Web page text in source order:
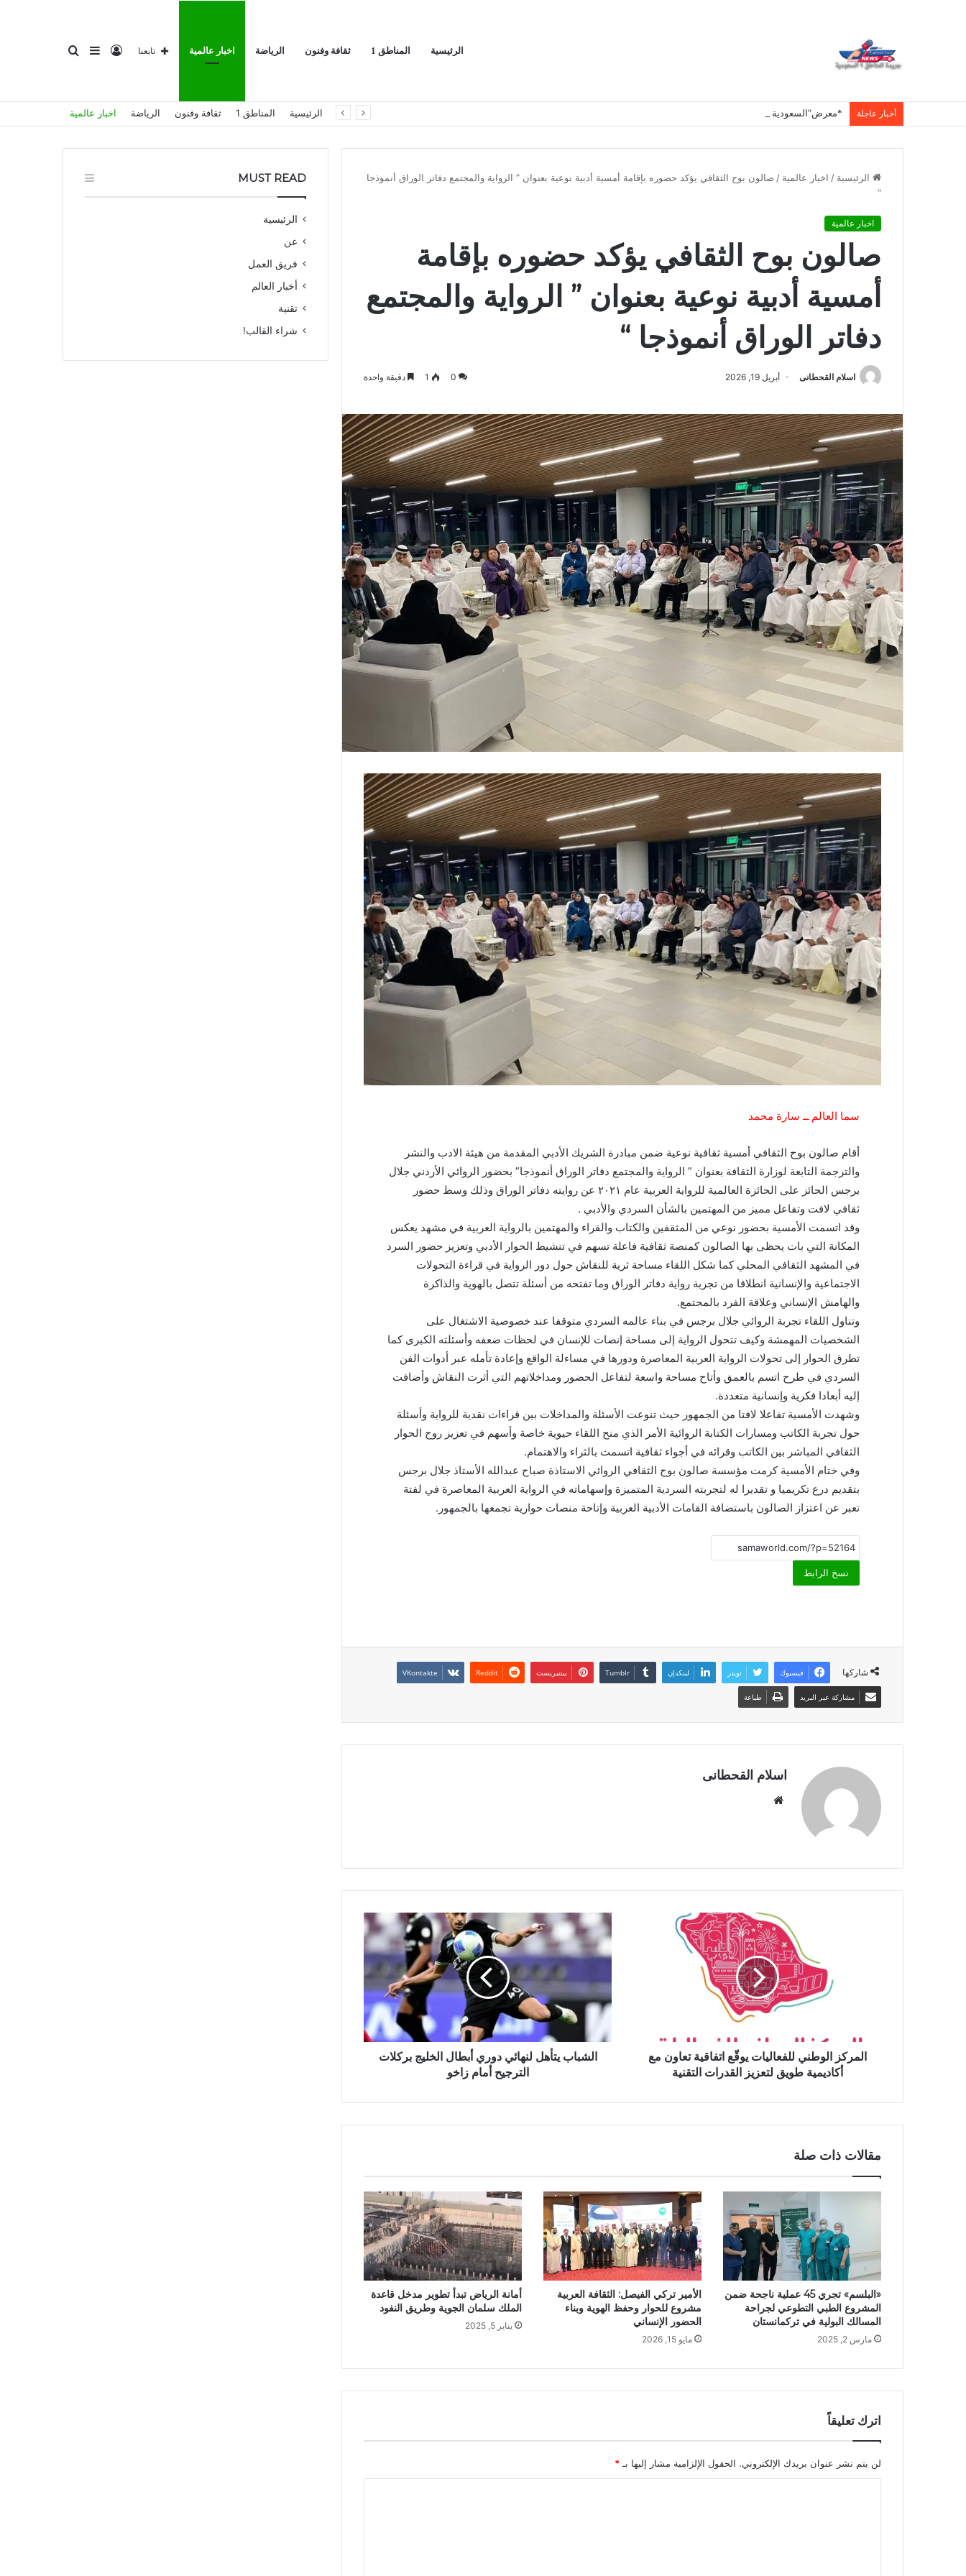
الرئيسية المناطق 1 ثقافة وفنون الرياضة اخبار عالمية
عن
إضافة
عمود
تسجيل
الدخول
تابعنا
أخبار عاجلة الرئيسية المناطق 1 ثقافة وفنون الرياضة اخبار عالمية
الرئيسية / اخبار عالمية / صالون بوح الثقافي يؤكد حضوره بإقامة أمسية أدبية نوعية بعنوان ” الرواية والمجتمع دفاتر الوراق أنموذجا
“
اخبار عالمية
صالون بوح الثقافي يؤكد حضوره بإقامة
أمسية أدبية نوعية بعنوان ” الرواية والمجتمع
دفاتر الوراق أنموذجا “
اسلام القحطانى أبريل 19, 2026 0
1 دقيقة واحدة
سما العالم ــ سارة محمد
أقام صالون بوح الثقافي أمسية ثقافية نوعية ضمن مبادرة الشريك الأدبي المقدمة من هيئة الادب والنشر
والترجمة التابعة لوزارة الثقافة بعنوان ” الرواية والمجتمع دفاتر الوراق أنموذجا” بحضور الروائي الأردني جلال
برجس الحائز على الحائزة العالمية للرواية العربية عام ٢٠٢١ عن روايته دفاتر الوراق وذلك وسط حضور
ثقافي لافت وتفاعل مميز من المهتمين بالشأن السردي والأدبي .
وقد اتسمت الأمسية بحضور نوعي من المثقفين والكتاب والقراء والمهتمين بالرواية العربية في مشهد يعكس
المكانة التي بات يحظى بها الصالون كمنصة ثقافية فاعلة تسهم في تنشيط الحوار الأدبي وتعزيز حضور السرد
في المشهد الثقافي المحلي كما شكل اللقاء مساحة ثرية للنقاش حول دور الرواية في قراءة التحولات
الاجتماعية والإنسانية انطلاقا من تجربة رواية دفاتر الوراق وما تفتحه من أسئلة تتصل بالهوية والذاكرة
والهامش الإنساني وعلاقة الفرد بالمجتمع.
وتناول اللقاء تجربة الروائي جلال برجس في بناء عالمه السردي متوقفا عند خصوصية الاشتغال على
الشخصيات المهمشة وكيف تتحول الرواية إلى مساحة إنصات للإنسان في لحظات ضعفه وأسئلته الكبرى كما
تطرق الحوار إلى تحولات الرواية العربية المعاصرة ودورها في مساءلة الواقع وإعادة تأمله عبر أدوات الفن
السردي في طرح اتسم بالعمق وأتاح مساحة واسعة لتفاعل الحضور ومداخلاتهم التي أثرت النقاش وأضافت
إليه أبعادا فكرية وإنسانية متعددة.
وشهدت الأمسية تفاعلا لافتا من الجمهور حيث تنوعت الأسئلة والمداخلات بين قراءات نقدية للرواية وأسئلة
حول تجربة الكاتب ومسارات الكتابة الروائية الأمر الذي منح اللقاء حيوية خاصة وأسهم في تعزيز روح الحوار
الثقافي المباشر بين الكاتب وقرائه في أجواء ثقافية اتسمت بالثراء والاهتمام.
وفي ختام الأمسية كرمت مؤسسة صالون بوح الثقافي الروائي الاستاذة صباح عبدالله الأستاذ جلال برجس
بتقديم درع تكريميا و تقديرا له لتجربته السردية المتميزة وإسهاماته في الرواية العربية المعاصرة في لفتة
تعبر عن اعتزاز الصالون باستضافة القامات الأدبية العربية وإتاحة منصات حوارية تجمعها بالجمهور.
نسخ الرابط
شاركها فيسبوك تويتر لينكدإن بينتيريست
مشاركة عبر البريد طباعة
اسلام القحطانى
ا
ي
ب
المركز الوطني للفعاليات يوقّع اتفاقية تعاون مع
أكاديمية طويق لتعزيز القدرات التقنية
الشباب يتأهل لنهائي دوري أبطال الخليج بركلات
الترجيح أمام زاخو
مقالات ذات صلة
«البلسم» تجري 45 عملية ناجحة ضمن
المشروع الطبي التطوعي لجراحة
المسالك البولية في تركمانستان
مارس 2, 2025
الأمير تركي الفيصل: الثقافة العربية
مشروع للحوار وحفظ الهوية وبناء
الحضور الإنساني
مايو 15, 2026
أمانة الرياض تبدأ تطوير مدخل قاعدة
الملك سلمان الجوية وطريق النفود
يناير 5, 2025
اترك تعليقاً
لن يتم نشر عنوان بريدك الإلكتروني. الحقول الإلزامية مشار إليها بـ *
MUST READ
الرئيسية
عن
فريق العمل
أخبار العالم
تقنية
شراء القالب!